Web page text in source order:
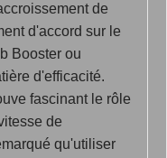
de
d'accord sur le
Booster ou
d'efficacité.
fascinant le rôle
de
qu'utiliser